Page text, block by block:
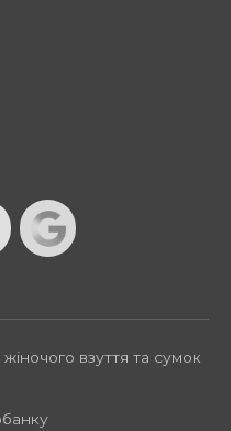
взуття та сумок